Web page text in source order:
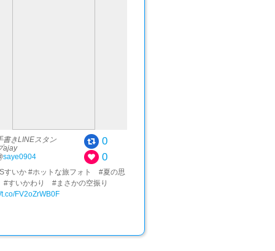
書きLINEスタン
ajay
saye0904
0
0
すいか #ホットな旅フォト #夏の思
すいかわり #まさかの空振り
FV2oZrWB0F